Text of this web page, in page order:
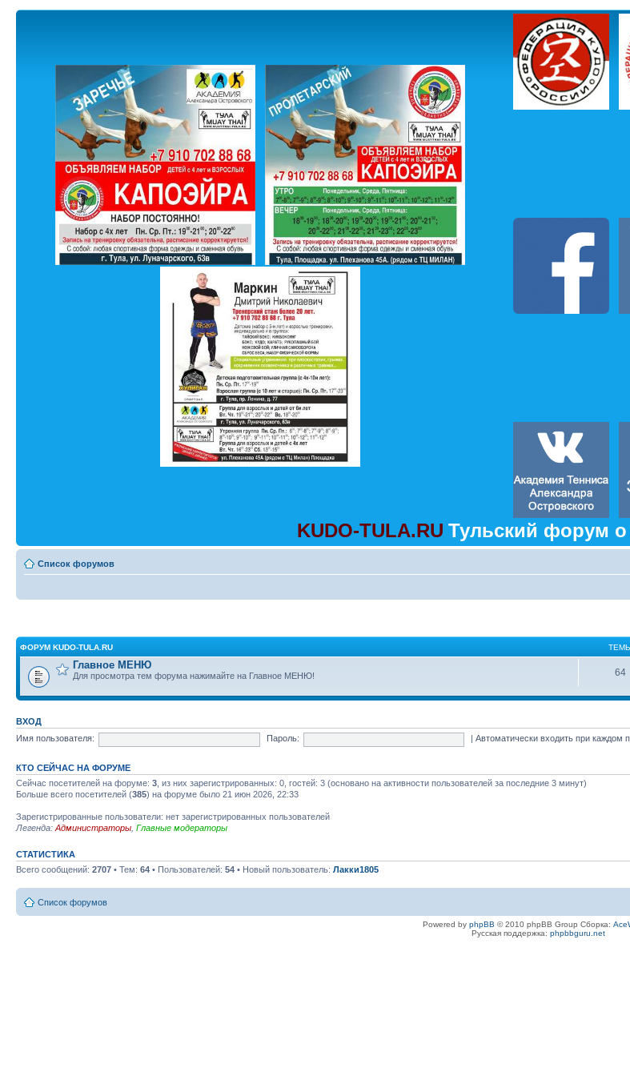
KUDO-TULA.RU Тульский форум о
Список форумов
ФОРУМ KUDO-TULA.RU
Главное МЕНЮ
Для просмотра тем форума нажимайте на Главное МЕНЮ! 64
ВХОД
Имя пользователя:
Пароль: |Автоматически входить при каждом
КТО СЕЙЧАС НА ФОРУМЕ
Сейчас посетителей на форуме: 3 , из них зарегистрированных: 0, гостей: 3 (основано на активности пользователей за последние 3 минут)
Больше всего посетителей (385) на форуме было 21 июн 2026, 22:33
Зарегистрированные пользователи: нет зарегистрированных пользователей
Легенда: Администраторы Главные модераторы
СТАТИСТИКА
Всего сообщений: 2707 • Тем: 64 • Пользователей: 54 • Новый пользователь: Лакки1805
Список форумов
Powered by phpBB © 2010 phpBB Group Сборка:
Русская поддержка: phpbbguru.net